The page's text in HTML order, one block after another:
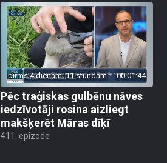
pirms 4 dienām, 11 stundām 00:01:44
Pēc traģiskas gulbēnu nāves
iedzīvotāji rosina aizliegt
makšķerēt Māras dīķī
411. epizode